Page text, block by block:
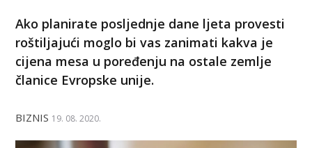
Ako planirate posljednje dane ljeta provesti
roštiljajući moglo bi vas zanimati kakva je
cijena mesa u poređenju na ostale zemlje
članice Evropske unije.
BIZNIS 19. 08. 2020.